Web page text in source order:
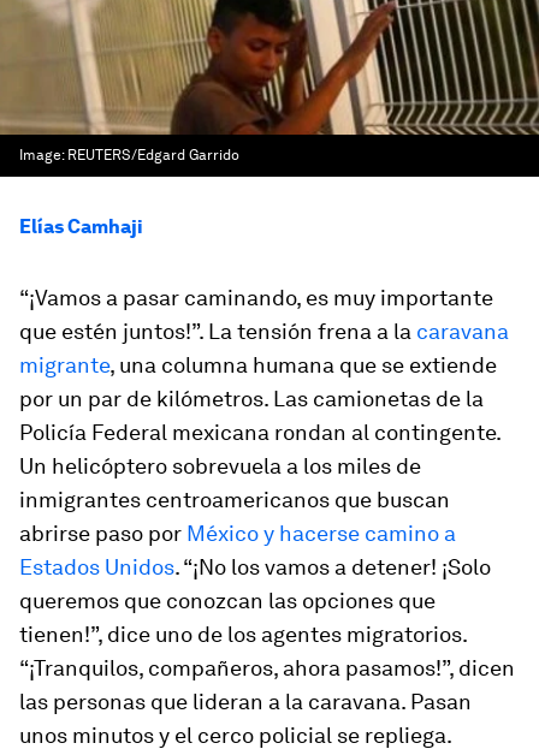
Image: REUTERS/Edgard Garrido
Elías Camhaji
“¡Vamos a pasar caminando, es muy importante
que estén juntos!”. La tensión frena a la caravana
migrante, una columna humana que se extiende
por un par de kilómetros. Las camionetas de la
Policía Federal mexicana rondan al contingente.
Un helicóptero sobrevuela a los miles de
inmigrantes centroamericanos que buscan
abrirse paso por México y hacerse camino a
Estados Unidos. “¡No los vamos a detener! ¡Solo
queremos que conozcan las opciones que
tienen!”, dice uno de los agentes migratorios.
“¡Tranquilos, compañeros, ahora pasamos!”, dicen
las personas que lideran a la caravana. Pasan
unos minutos y el cerco policial se repliega.